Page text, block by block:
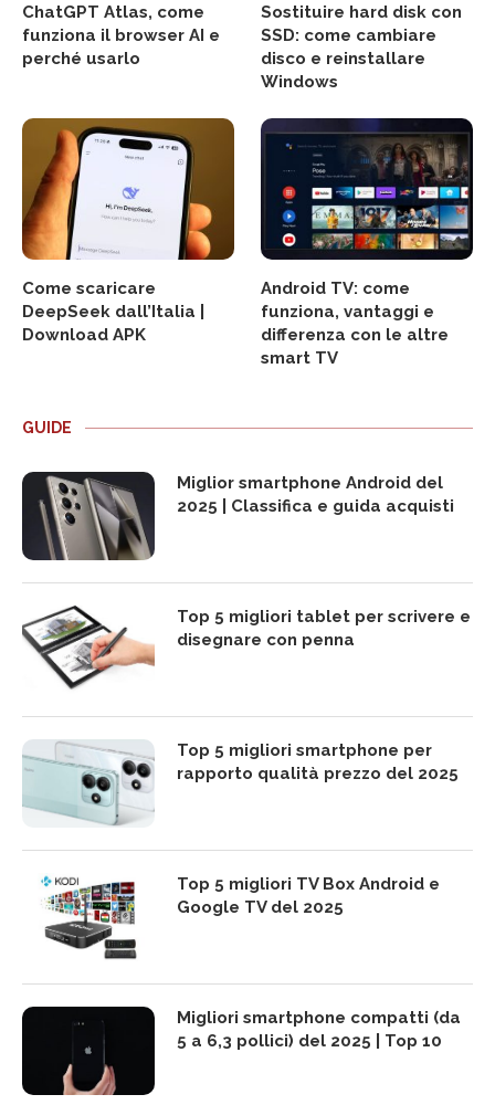
ChatGPT Atlas, come
funziona il browser AI e
perché usarlo
Sostituire hard disk con
SSD: come cambiare
disco e reinstallare
Windows
Come scaricare
DeepSeek dall’Italia |
Download APK
Android TV: come
funziona, vantaggi e
differenza con le altre
smart TV
GUIDE
Miglior smartphone Android del
2025 | Classifica e guida acquisti
Top 5 migliori tablet per scrivere e
disegnare con penna
Top 5 migliori smartphone per
rapporto qualità prezzo del 2025
Top 5 migliori TV Box Android e
Google TV del 2025
Migliori smartphone compatti (da
5 a 6,3 pollici) del 2025 | Top 10